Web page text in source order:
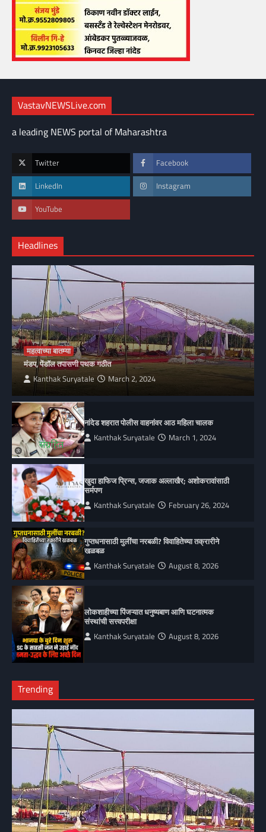
VastavNEWSLive.com
a leading NEWS portal of Maharashtra
Twitter Facebook
LinkedIn Instagram
YouTube
Headlines
महत्वाच्या बातम्या
मंडप, पेंडॉल तपासणी पथक गठीत
Kanthak Suryatale March 2, 2024
नांदेड शहरात पोलीस वाहनांवर आठ महिला चालक
Kanthak Suryatale March 1, 2024
खुदा हाफिज प्रिन्स, जजाक अल्लाखैर; अशोकरावांसाठी
सर्मपण
Kanthak Suryatale February 26, 2024
गुप्तधनासाठी मुलींचा नरबळी? विवाहितेच्या तक्रारीने
खळबळ
Kanthak Suryatale August 8, 2026
लोकशाहीच्या पिंजऱ्यात धनुष्यबाण आणि घटनात्मक
संस्थांची सत्त्वपरीक्षा
Kanthak Suryatale August 8, 2026
Trending